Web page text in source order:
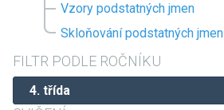
Vzory podstatných jmen
Skloňování podstatných jmen
FILTR PODLE ROČNÍKU